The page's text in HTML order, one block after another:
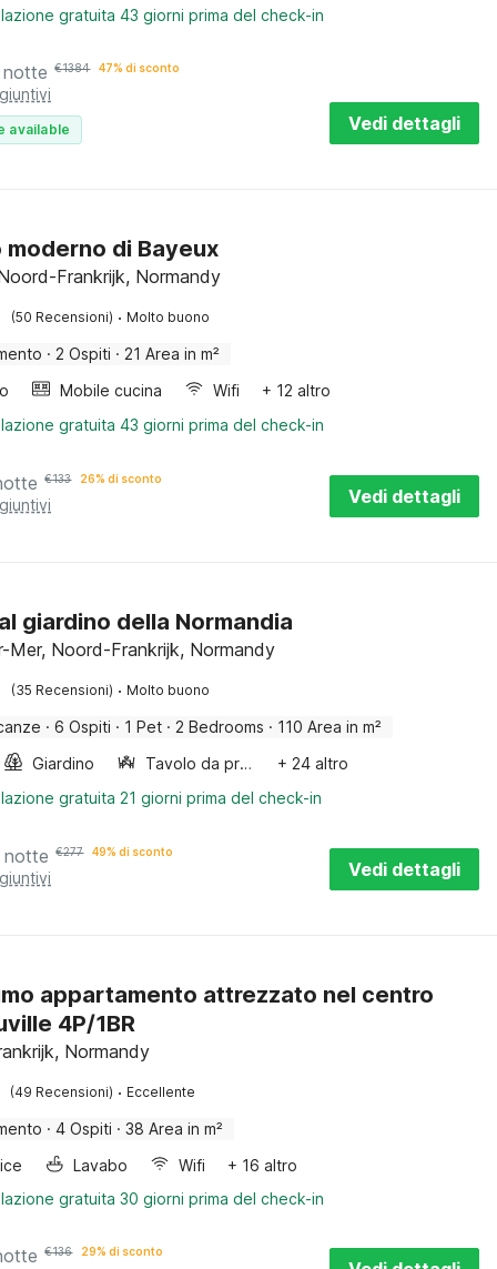
gratuita 43 giorni prima del check-in
notte €1384 47% di sconto
available Vedi dettagli
moderno di Bayeux
Frankrijk, Normandy
(50 Recensioni) · Molto buono
· 2 Ospiti · 21 Area in m²
Mobile cucina Wifi
+ 12 altro
gratuita 43 giorni prima del check-in
€133 26% di sconto
Vedi dettagli
giardino della Normandia
Mer, Noord-Frankrijk, Normandy
(35 Recensioni) · Molto buono
· 6 Ospiti · 1 Pet · 2 Bedrooms · 110 Area in m²
Giardino
Tavolo da pranzo
+ 24 altro
gratuita 21 giorni prima del check-in
notte €277 49% di sconto
Vedi dettagli
appartamento attrezzato nel centro
4P/1BR
Normandy
(49 Recensioni) · Eccellente
· 4 Ospiti · 38 Area in m²
Lavabo Wifi
+ 16 altro
gratuita 30 giorni prima del check-in
€136 29% di sconto